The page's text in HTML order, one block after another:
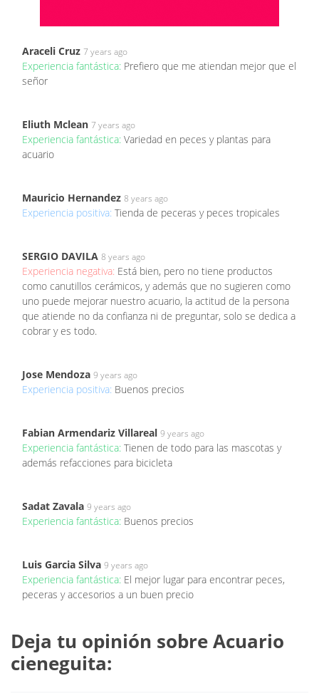
Araceli Cruz 7 years ago
Experiencia fantástica: Prefiero que me atiendan mejor que el
señor
Eliuth Mclean 7 years ago
Experiencia fantástica: Variedad en peces y plantas para
acuario
Mauricio Hernandez 8 years ago
Experiencia positiva: Tienda de peceras y peces tropicales
SERGIO DAVILA 8 years ago
Experiencia negativa: Está bien, pero no tiene productos
como canutillos cerámicos, y además que no sugieren como
uno puede mejorar nuestro acuario, la actitud de la persona
que atiende no da confianza ni de preguntar, solo se dedica a
cobrar y es todo.
Jose Mendoza 9 years ago
Experiencia positiva: Buenos precios
Fabian Armendariz Villareal 9 years ago
Experiencia fantástica: Tienen de todo para las mascotas y
además refacciones para bicicleta
Sadat Zavala 9 years ago
Experiencia fantástica: Buenos precios
Luis Garcia Silva 9 years ago
Experiencia fantástica: El mejor lugar para encontrar peces,
peceras y accesorios a un buen precio
Deja tu opinión sobre Acuario
cieneguita: